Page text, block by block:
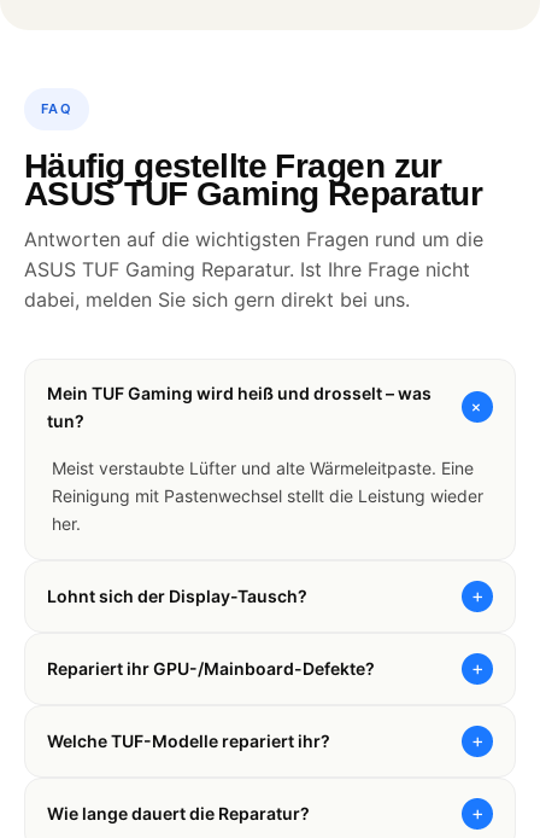
FAQ
Häufig gestellte Fragen zur
ASUS TUF Gaming Reparatur
Antworten auf die wichtigsten Fragen rund um die
ASUS TUF Gaming Reparatur. Ist Ihre Frage nicht
dabei, melden Sie sich gern direkt bei uns.
Mein TUF Gaming wird heiß und drosselt – was
tun?
+
Meist verstaubte Lüfter und alte Wärmeleitpaste. Eine
Reinigung mit Pastenwechsel stellt die Leistung wieder
her.
Lohnt sich der Display-Tausch? +
Repariert ihr GPU-/Mainboard-Defekte? +
Welche TUF-Modelle repariert ihr? +
Wie lange dauert die Reparatur? +